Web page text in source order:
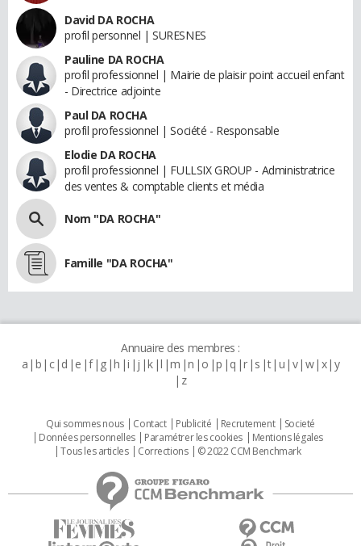
David DA ROCHA
profil personnel | SURESNES
Pauline DA ROCHA
profil professionnel | Mairie de plaisir point accueil enfant
- Directrice adjointe
Paul DA ROCHA
profil professionnel | Société - Responsable
Elodie DA ROCHA
profil professionnel | FULLSIX GROUP - Administratrice
des ventes & comptable clients et média
Nom "DA ROCHA"
Famille "DA ROCHA"
Annuaire des membres :
a b c d e f g h i j k l m n o p q r s t u v w x y
z
Qui sommes nous Contact Publicité Recrutement
Societé
Données personnelles
Paramétrer les cookies
Mentions légales
Tous les articles
Corrections © 2022 CCM Benchmark